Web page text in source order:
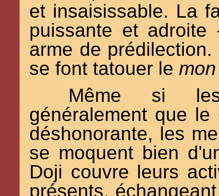
et insaisissable. La
puissante et
arme de
se font tatouer le
Même si les
généralement que
déshonorante, les
se moquent bien
Doji couvre leurs
présents,